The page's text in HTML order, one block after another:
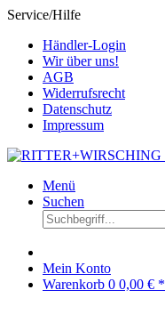
Service/Hilfe
Händler-Login
Wir über uns!
AGB
Widerrufsrecht
Datenschutz
Impressum
Menü
Suchen
Mein Konto
Warenkorb 0 0,00 € *